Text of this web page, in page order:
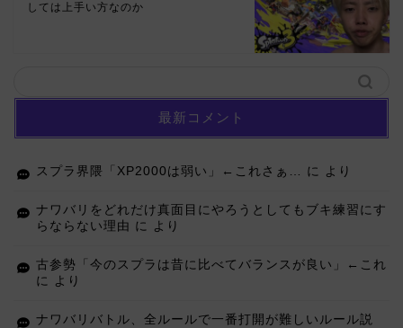
しては上手い方なのか
最新コメント
スプラ界隈「XP2000は弱い」←これさぁ… に より
ナワバリをどれだけ真面目にやろうとしてもブキ練習にす
らならない理由 に より
古参勢「今のスプラは昔に比べてバランスが良い」←これ
に より
ナワバリバトル、全ルールで一番打開が難しいルール説